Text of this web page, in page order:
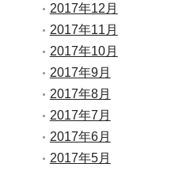
2017年12月
2017年11月
2017年10月
2017年9月
2017年8月
2017年7月
2017年6月
2017年5月